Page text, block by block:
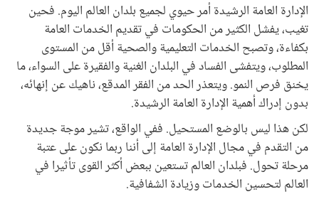
الإدارة العامة الرشيدة أمر حيوي لجميع بلدان العالم اليوم. فحين
تغيب، يفشل الكثير من الحكومات في تقديم الخدمات العامة
بكفاءة، وتصبح الخدمات التعليمية والصحية أقل من المستوى
المطلوب، ويتفشى الفساد في البلدان الغنية والفقيرة على السواء، ما
يخنق فرص النمو. ويتعذر الحد من الفقر المدقع، ناهيك عن إنهائه،
بدون إدراك أهمية الإدارة العامة الرشيدة.
لكن هذا ليس بالوضع المستحيل. ففي الواقع، تشير موجة جديدة
من التقدم في مجال الإدارة العامة إلى أننا ربما نكون على عتبة
مرحلة تحول. فبلدان العالم تستعين ببعض أكثر القوى تأثيرا في
العالم لتحسين الخدمات وزيادة الشفافية.